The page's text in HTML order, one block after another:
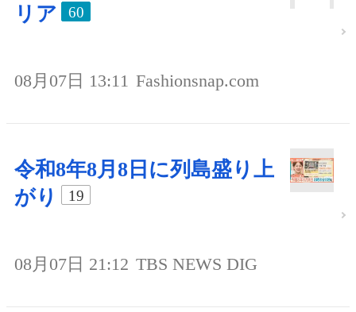
リア
60
08月07日 13:11 Fashionsnap.com
令和8年8月8日に列島盛り上
がり
19
08月07日 21:12 TBS NEWS DIG